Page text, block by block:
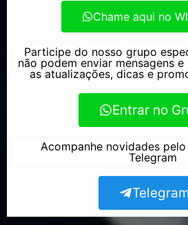
Chame aqui no
Participe do nosso grupo
não podem enviar mensagens
as atualizações, dicas e
Entrar no
Acompanhe novidades
Telegram
Telegram